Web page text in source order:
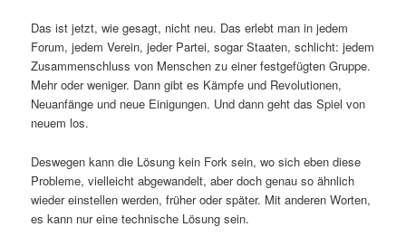
Das ist jetzt, wie gesagt, nicht neu. Das erlebt man in jedem
Forum, jedem Verein, jeder Partei, sogar Staaten, schlicht: jedem
Zusammenschluss von Menschen zu einer festgefügten Gruppe.
Mehr oder weniger. Dann gibt es Kämpfe und Revolutionen,
Neuanfänge und neue Einigungen. Und dann geht das Spiel von
neuem los.
Deswegen kann die Lösung kein Fork sein, wo sich eben diese
Probleme, vielleicht abgewandelt, aber doch genau so ähnlich
wieder einstellen werden, früher oder später. Mit anderen Worten,
es kann nur eine technische Lösung sein.